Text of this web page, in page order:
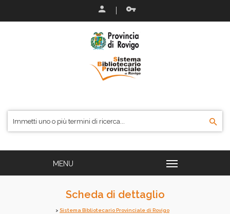
Scheda di dettaglio
Sistema Bibliotecario Provinciale di Rovigo